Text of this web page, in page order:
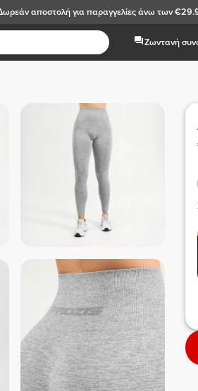
αποστολήγια παραγγελίες άνω των
Ζωντανή